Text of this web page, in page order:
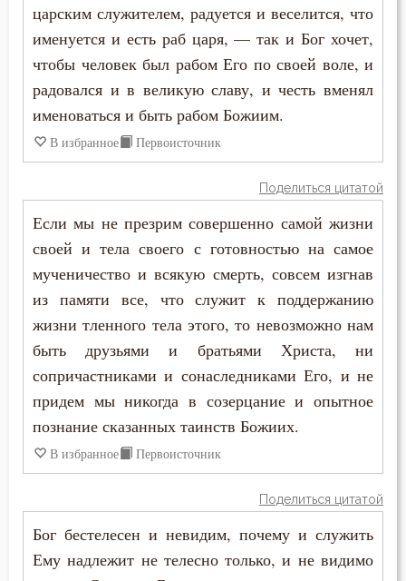
Ветхий Завет
Вечные муки
Воздаяние
Воздержание
Воля
Воплощение
Воскресение
Воскресение Христово
Воспитание
Высокомерие
царским служителем, радуется и веселится, что
именуется и есть раб царя, — так и Бог хочет,
чтобы человек был рабом Его по своей воле, и
радовался и в великую славу, и честь вменял
именоваться и быть рабом Божиим.
В избранное Первоисточник
Поделиться цитатой
Если мы не презрим совершенно самой жизни
своей и тела своего с готовностью на самое
мученичество и всякую смерть, совсем изгнав
из памяти все, что служит к поддержанию
жизни тленного тела этого, то невозможно нам
быть друзьями и братьями Христа, ни
сопричастниками и сонаследниками Его, и не
придем мы никогда в созерцание и опытное
познание сказанных таинств Божиих.
В избранное Первоисточник
Поделиться цитатой
Бог бестелесен и невидим, почему и служить
Ему надлежит не телесно только, и не видимо